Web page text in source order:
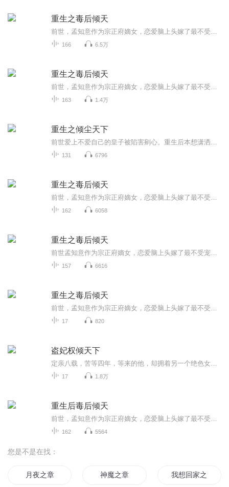
重生之毒后倾天
166 6.5万
重生之毒后倾天
163 1.4万
重生之倾尘天下
131 6796
重生之毒后倾天
162 6058
重生之毒后倾天
157 6616
重生之毒后倾天
17 820
盗妃权倾天下
17 1.8万
重生后毒后倾天
162 5564
您是不是在找：
月夜之章 神魔之章 我想回家之白之章